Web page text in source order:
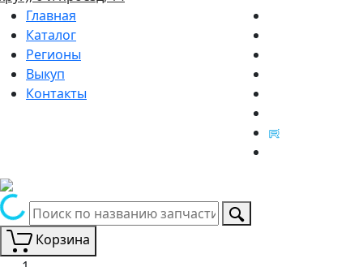
Главная
Каталог
Регионы
Выкуп
Контакты
Корзина